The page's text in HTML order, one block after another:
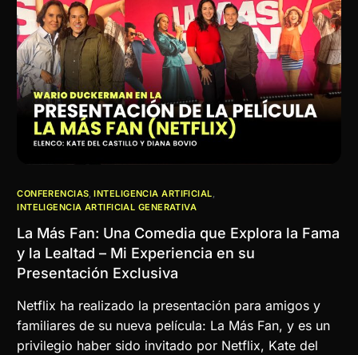
CONFERENCIAS,INTELIGENCIA ARTIFICIAL,
INTELIGENCIA ARTIFICIAL GENERATIVA
La Más Fan: Una Comedia que Explora la Fama
y la Lealtad – Mi Experiencia en su
Presentación Exclusiva
Netflix ha realizado la presentación para amigos y
familiares de su nueva película: La Más Fan, y es un
privilegio haber sido invitado por Netflix, Kate del